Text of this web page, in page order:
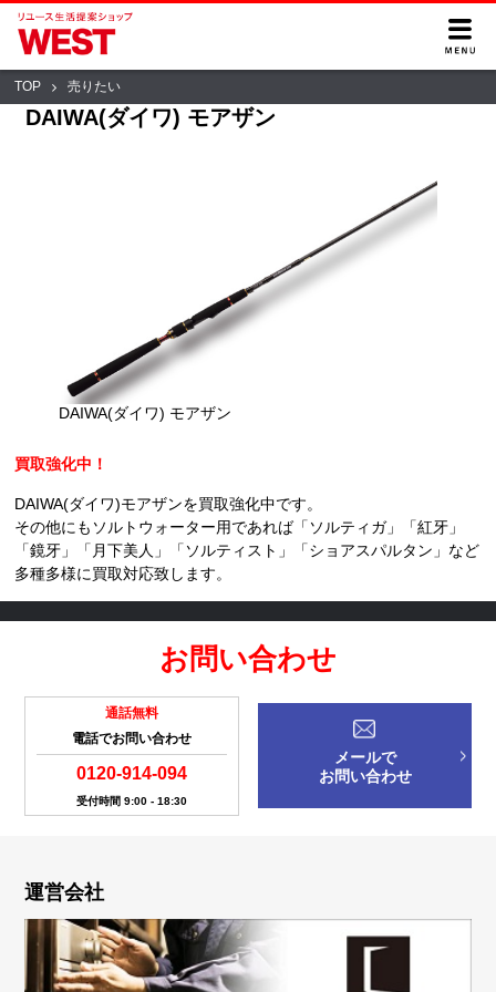
TOP 売りたい
DAIWA(ダイワ) モアザン
DAIWA(ダイワ) モアザン
買取強化中！
DAIWA(ダイワ)モアザンを買取強化中です。
その他にもソルトウォーター用であれば「ソルティガ」「紅牙」
「鏡牙」「月下美人」「ソルティスト」「ショアスパルタン」など
多種多様に買取対応致します。
お問い合わせ
通話無料
電話でお問い合わせ
0120-914-094
受付時間 9:00 - 18:30
メールで
お問い合わせ
運営会社